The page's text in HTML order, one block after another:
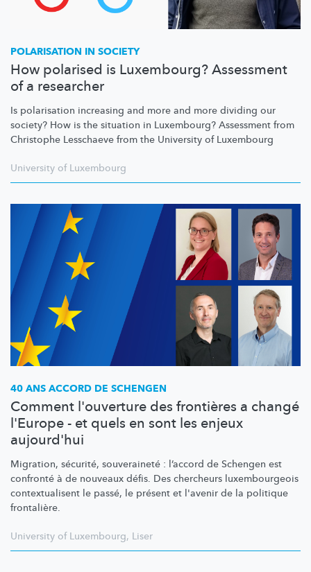
POLARISATION IN SOCIETY
How polarised is Luxembourg? Assessment
of a researcher
Is polarisation increasing and more and more dividing our
society? How is the situation in Luxembourg? Assessment from
Christophe Lesschaeve from the University of Luxembourg
University of Luxembourg
40 ANS ACCORD DE SCHENGEN
Comment l'ouverture des frontières a changé
l'Europe - et quels en sont les enjeux
aujourd'hui
Migration, sécurité, souveraineté : l’accord de Schengen est
confronté à de nouveaux défis. Des chercheurs luxembourgeois
contextualisent le passé, le présent et l'avenir de la politique
frontalière.
University of Luxembourg, Liser